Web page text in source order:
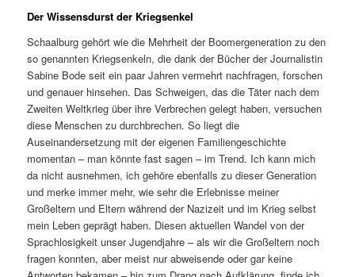
Der Wissensdurst der Kriegsenkel
Schaalburg gehört wie die Mehrheit der Boomergeneration zu den
so genannten Kriegsenkeln, die dank der Bücher der Journalistin
Sabine Bode seit ein paar Jahren vermehrt nachfragen, forschen
und genauer hinsehen. Das Schweigen, das die Täter nach dem
Zweiten Weltkrieg über ihre Verbrechen gelegt haben, versuchen
diese Menschen zu durchbrechen. So liegt die
Auseinandersetzung mit der eigenen Familiengeschichte
momentan – man könnte fast sagen – im Trend. Ich kann mich
da nicht ausnehmen, ich gehöre ebenfalls zu dieser Generation
und merke immer mehr, wie sehr die Erlebnisse meiner
Großeltern und Eltern während der Nazizeit und im Krieg selbst
mein Leben geprägt haben. Diesen aktuellen Wandel von der
Sprachlosigkeit unser Jugendjahre – als wir die Großeltern noch
fragen konnten, aber meist nur abweisende oder gar keine